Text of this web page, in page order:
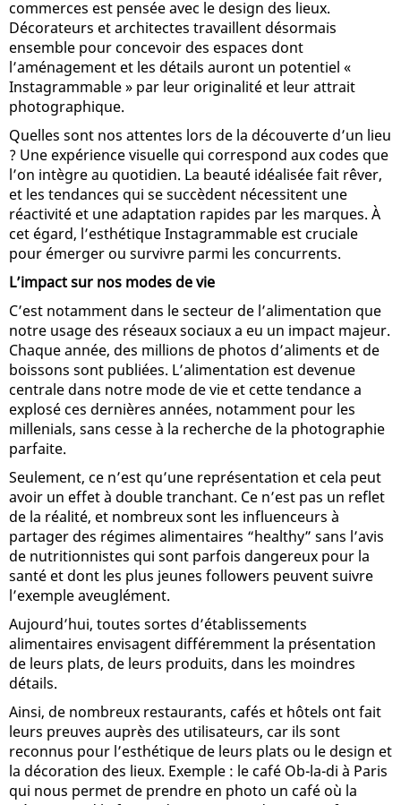
commerces est pensée avec le design des lieux.
Décorateurs et architectes travaillent désormais
ensemble pour concevoir des espaces dont
l’aménagement et les détails auront un potentiel «
Instagrammable » par leur originalité et leur attrait
photographique.
Quelles sont nos attentes lors de la découverte d’un lieu
? Une expérience visuelle qui correspond aux codes que
l’on intègre au quotidien. La beauté idéalisée fait rêver,
et les tendances qui se succèdent nécessitent une
réactivité et une adaptation rapides par les marques. À
cet égard, l’esthétique Instagrammable est cruciale
pour émerger ou survivre parmi les concurrents.
L’impact sur nos modes de vie
C’est notamment dans le secteur de l’alimentation que
notre usage des réseaux sociaux a eu un impact majeur.
Chaque année, des millions de photos d’aliments et de
boissons sont publiées. L’alimentation est devenue
centrale dans notre mode de vie et cette tendance a
explosé ces dernières années, notamment pour les
millenials, sans cesse à la recherche de la photographie
parfaite.
Seulement, ce n’est qu’une représentation et cela peut
avoir un effet à double tranchant. Ce n’est pas un reflet
de la réalité, et nombreux sont les influenceurs à
partager des régimes alimentaires “healthy” sans l’avis
de nutritionnistes qui sont parfois dangereux pour la
santé et dont les plus jeunes followers peuvent suivre
l’exemple aveuglément.
Aujourd’hui, toutes sortes d’établissements
alimentaires envisagent différemment la présentation
de leurs plats, de leurs produits, dans les moindres
détails.
Ainsi, de nombreux restaurants, cafés et hôtels ont fait
leurs preuves auprès des utilisateurs, car ils sont
reconnus pour l’esthétique de leurs plats ou le design et
la décoration des lieux. Exemple : le café Ob-la-di à Paris
qui nous permet de prendre en photo un café où la